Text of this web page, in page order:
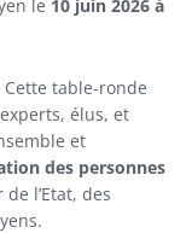
le 10 juin 2026 à
Cette table-ronde
élus, et
et
des personnes
l’Etat, des